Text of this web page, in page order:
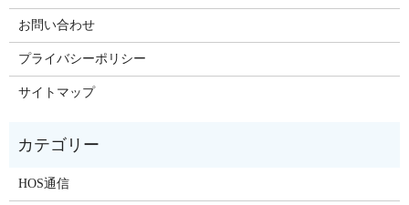
お問い合わせ
プライバシーポリシー
サイトマップ
HOS通信